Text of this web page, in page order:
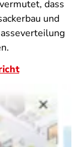
dass
und